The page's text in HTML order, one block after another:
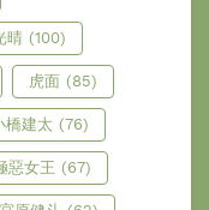
晴 (100)
虎面 (85)
橋建太 (76)
惡女王 (67)